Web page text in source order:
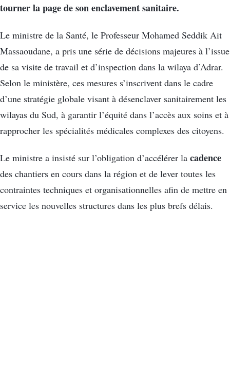
tourner la page de son enclavement sanitaire.
Le ministre de la Santé, le Professeur Mohamed Seddik Ait
Massaoudane, a pris une série de décisions majeures à l’issue
de sa visite de travail et d’inspection dans la wilaya d’Adrar.
Selon le ministère, ces mesures s’inscrivent dans le cadre
d’une stratégie globale visant à désenclaver sanitairement les
wilayas du Sud, à garantir l’équité dans l’accès aux soins et à
rapprocher les spécialités médicales complexes des citoyens.
Le ministre a insisté sur l’obligation d’accélérer la cadence
des chantiers en cours dans la région et de lever toutes les
contraintes techniques et organisationnelles afin de mettre en
service les nouvelles structures dans les plus brefs délais.